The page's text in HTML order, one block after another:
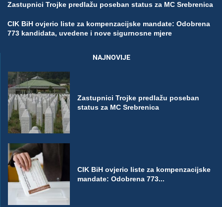
Zastupnici Trojke predlažu poseban status za MC Srebrenica
CIK BiH ovjerio liste za kompenzacijske mandate: Odobrena
773 kandidata, uvedene i nove sigurnosne mjere
NAJNOVIJE
Zastupnici Trojke predlažu poseban
status za MC Srebrenica
CIK BiH ovjerio liste za kompenzacijske
mandate: Odobrena 773...